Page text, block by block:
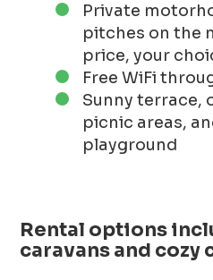
Private
pitches on the
price, your
Free WiFi
Sunny terrace,
picnic areas,
playground
Rental options
caravans and cozy